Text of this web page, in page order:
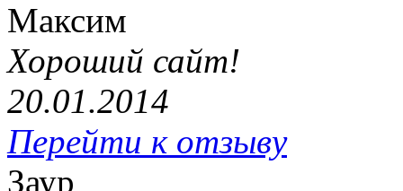
Максим
Хороший сайт!
20.01.2014
Перейти к отзыву
Заур